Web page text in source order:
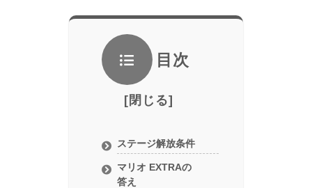
目次
ステージ解放条件
マリオ EXTRAの
答え